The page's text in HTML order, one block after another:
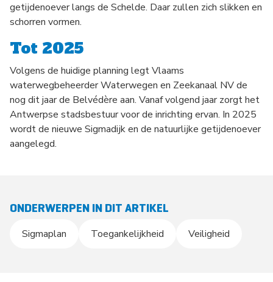
getijdenoever langs de Schelde. Daar zullen zich slikken en
schorren vormen.
Tot 2025
Volgens de huidige planning legt Vlaams
waterwegbeheerder Waterwegen en Zeekanaal NV de
nog dit jaar de Belvédère aan. Vanaf volgend jaar zorgt het
Antwerpse stadsbestuur voor de inrichting ervan. In 2025
wordt de nieuwe Sigmadijk en de natuurlijke getijdenoever
aangelegd.
ONDERWERPEN IN DIT ARTIKEL
Sigmaplan Toegankelijkheid Veiligheid